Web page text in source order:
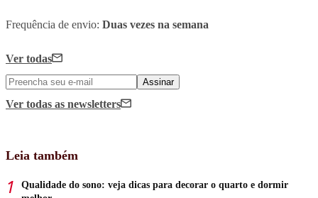
Frequência de envio: Duas vezes na semana
Ver todas
Assinar
Ver todas as newsletters
Leia também
Qualidade do sono: veja dicas para decorar o quarto e dormir